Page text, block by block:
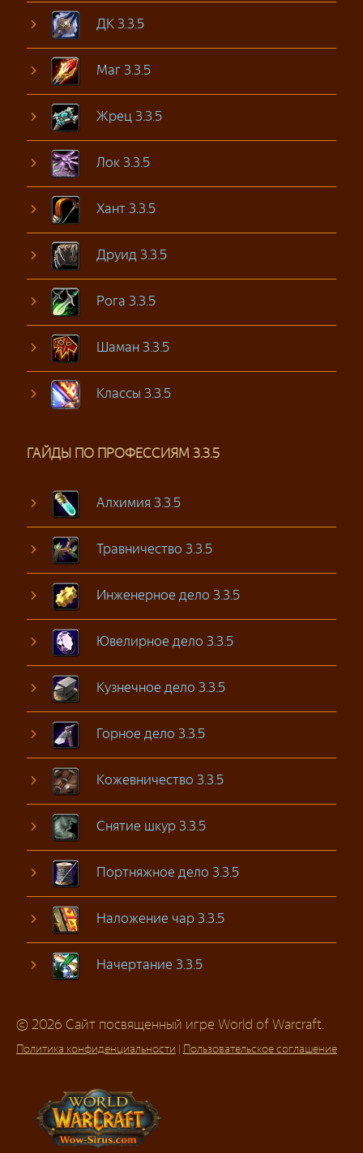
ДК 3.3.5
Маг 3.3.5
Жрец 3.3.5
Лок 3.3.5
Хант 3.3.5
Друид 3.3.5
Рога 3.3.5
Шаман 3.3.5
Классы 3.3.5
ГАЙДЫ ПО ПРОФЕССИЯМ 3.3.5
Алхимия 3.3.5
Травничество 3.3.5
Инженерное дело 3.3.5
Ювелирное дело 3.3.5
Кузнечное дело 3.3.5
Горное дело 3.3.5
Кожевничество 3.3.5
Снятие шкур 3.3.5
Портняжное дело 3.3.5
Наложение чар 3.3.5
Начертание 3.3.5
© 2026 Сайт посвященный игре World of Warcraft.
Политика конфиденциальности | Пользовательское соглашение